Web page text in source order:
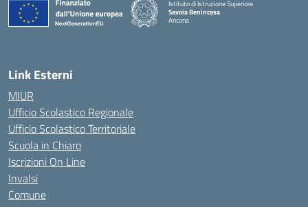
Istituto di Istruzione Superiore
Savoia Benincasa
Ancona
Link Esterni
MIUR
Ufficio Scolastico Regionale
Ufficio Scolastico Territoriale
Scuola in Chiaro
Iscrizioni On Line
Invalsi
Comune